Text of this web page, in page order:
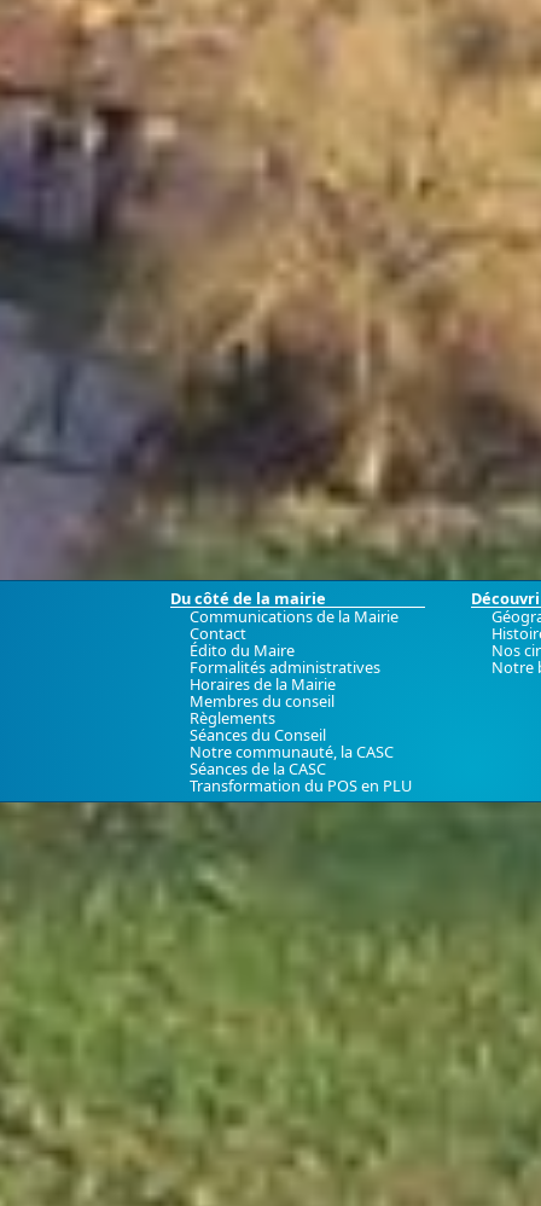
Du côté de la mairie
Communications de la Mairie
Contact
Édito du Maire
Formalités administratives
Horaires de la Mairie
Membres du conseil
Règlements
Séances du Conseil
Notre communauté, la CASC
Séances de la CASC
Transformation du POS en PLU
Nos
Notre